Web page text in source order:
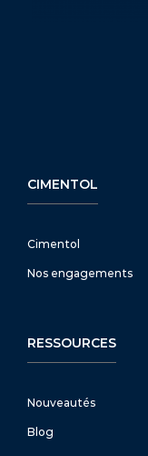
CIMENTOL
Cimentol
Nos engagements
RESSOURCES
Nouveautés
Blog